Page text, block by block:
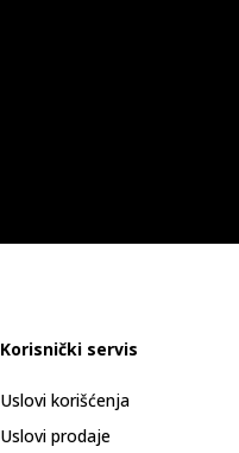
Korisnički servis
Uslovi korišćenja
Uslovi prodaje